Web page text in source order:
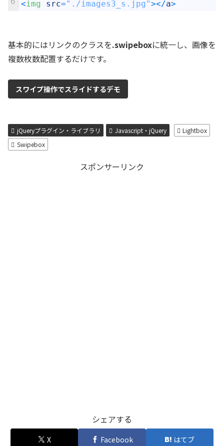
<img src="./images3_s.jpg"></a>
基本的にはリンクのクラスを.swipeboxに統一し、画像を
複数枚数配置するだけです。
スワイプ操作でスライドするデモ
jQueryプラグイン・ライブラリ Javascript・jQuery
Lightbox
Swipebox
スポンサーリンク
シェアする
X Facebook はてブ